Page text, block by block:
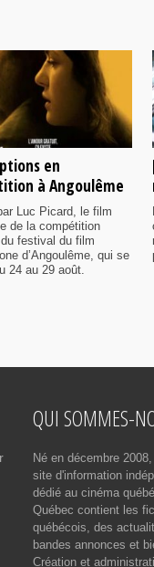
en
à Angoulême
Luc Picard, le film
de la compétition
festival du film
d’Angoulême, qui se
24 au 29 août.
QUI SOMMES-
Né en décembre
site d'information
dédié au cinéma
Québec contient les
québécois, des
bandes annonces et
Création et